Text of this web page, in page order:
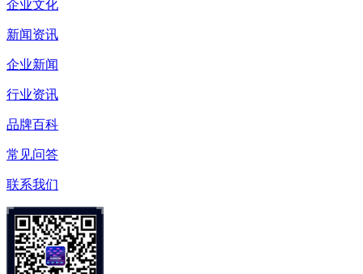
企业文化
新闻资讯
企业新闻
行业资讯
品牌百科
常见问答
联系我们